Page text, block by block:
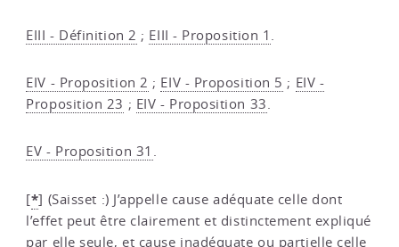
EIII - Définition 2 ; EIII - Proposition 1 .
EIV - Proposition 2 ; EIV - Proposition 5 ; EIV -
Proposition 23 ; EIV - Proposition 33.
EV - Proposition 31 .
[*] (Saisset :) J’appelle cause adéquate celle dont
l’effet peut être clairement et distinctement expliqué
par elle seule, et cause inadéquate ou partielle celle